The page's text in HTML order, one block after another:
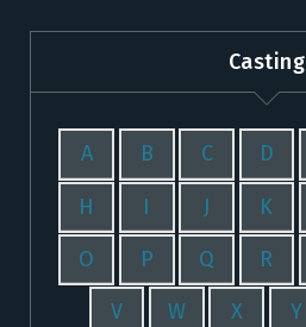
Casting
A B C D
H I J K
O P Q R
V W X Y